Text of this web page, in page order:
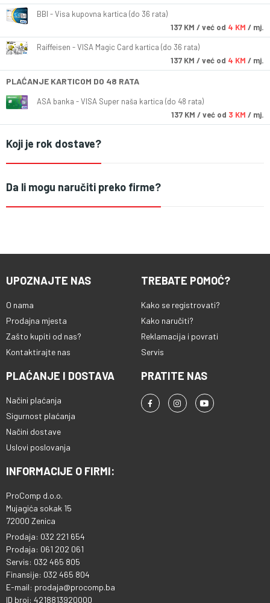
BBI - Visa kupovna kartica (do 36 rata)
137 KM / već od 4 KM / mj.
Raiffeisen - VISA Magic Card kartica (do 36 rata)
137 KM / već od 4 KM / mj.
PLAĆANJE KARTICOM DO 48 RATA
ASA banka - VISA Super naša kartica (do 48 rata)
137 KM / već od 3 KM / mj.
Koji je rok dostave?
Da li mogu naručiti preko firme?
UPOZNAJTE NAS
O nama
Prodajna mjesta
Zašto kupiti od nas?
Kontaktirajte nas
TREBATE POMOĆ?
Kako se registrovati?
Kako naručiti?
Reklamacija i povrati
Servis
PLAĆANJE I DOSTAVA
Načini plaćanja
Sigurnost plaćanja
Načini dostave
Uslovi poslovanja
PRATITE NAS
INFORMACIJE O FIRMI:
ProComp d.o.o.
Mujagića sokak 15
72000 Zenica
Prodaja: 032 221 654
Prodaja: 061 202 061
Servis: 032 465 805
Finansije: 032 465 804
E-mail: prodaja@procomp.ba
ID broj: 4218813920000